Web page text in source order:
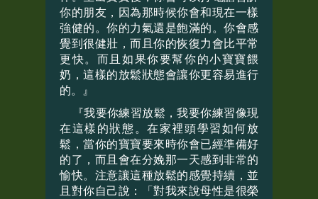
你的朋友，因為那時候你會和現在一樣
強健的。你的力氣還是飽滿的。你會感
覺到很健壯，而且你的恢復力會比平常
更快。而且如果你要幫你的小寶寶餵
奶，這樣的放鬆狀態會讓你更容易進行
的。』
『我要你練習放鬆，我要你練習像現
在這樣的狀態。在家裡頭學習如何放
鬆，當你的寶寶要來時你會已經準備好
的了，而且會在分娩那一天感到非常的
愉快。注意讓這種放鬆的感覺持續，並
且對你自己說：「對我來說母性是很榮